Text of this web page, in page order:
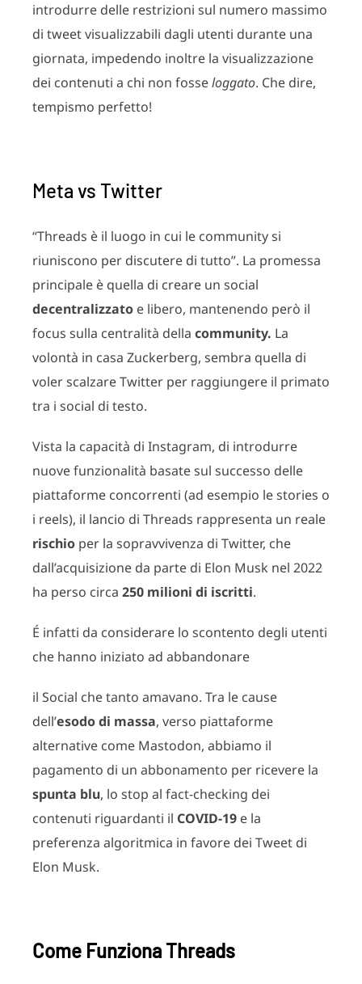
introdurre delle restrizioni sul numero massimo
di tweet visualizzabili dagli utenti durante una
giornata, impedendo inoltre la visualizzazione
dei contenuti a chi non fosseloggato. Che dire,
tempismo perfetto!
Meta vs Twitter
“Threads è il luogo in cui le community si
riuniscono per discutere di tutto”. La promessa
principale è quella di creare un social
decentralizzatoe libero, mantenendo però il
focus sulla centralità della community. La
volontà in casa Zuckerberg, sembra quella di
voler scalzare Twitter per raggiungere il primato
tra i social di testo.
Vista la capacità di Instagram, di introdurre
nuove funzionalità basate sul successo delle
piattaforme concorrenti (ad esempio le stories o
i reels), il lancio di Threads rappresenta un reale
rischioper la sopravvivenza di Twitter, che
dall’acquisizione da parte di Elon Musk nel 2022
ha perso circa 250 milioni di iscritti.
É infatti da considerare lo scontento degli utenti
che hanno iniziato ad abbandonare
il Social che tanto amavano. Tra le cause
dell’esodo di massa, verso piattaforme
alternative come Mastodon, abbiamo il
pagamento di un abbonamento per ricevere la
spunta blu, lo stop al fact-checking dei
contenuti riguardanti il COVID-19e la
preferenza algoritmica in favore dei Tweet di
Elon Musk.
Come Funziona Threads